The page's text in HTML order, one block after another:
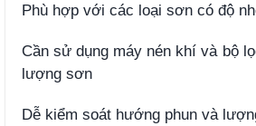
Phù hợp với các loại sơn có độ
Cần sử dụng máy nén khí và bộ
lượng sơn
Dễ kiểm soát hướng phun và